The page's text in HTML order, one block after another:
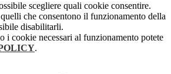
scegliere quali cookie consentire.
che consentono il funzionamento della
disabilitarli.
i cookie necessari al funzionamento potete
.